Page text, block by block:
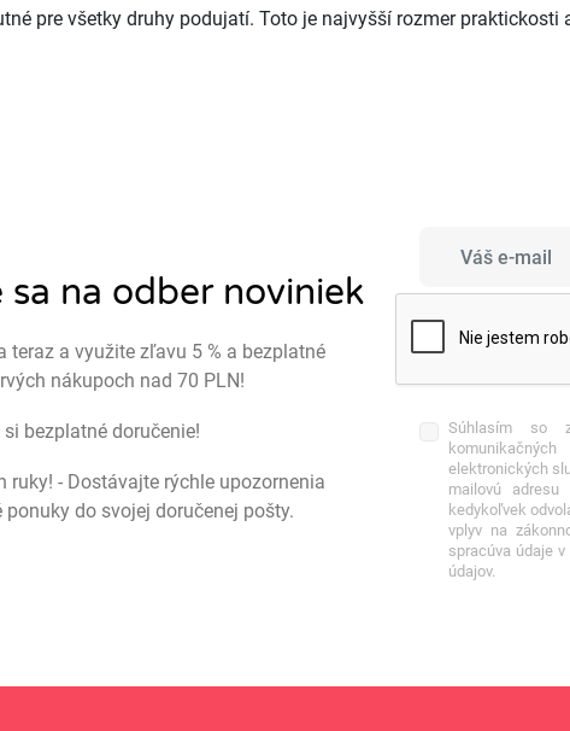
pre všetky druhy podujatí. Toto je najvyšší rozmer praktickosti
sa na odber noviniek
teraz a využite zľavu 5 % a bezplatné
nákupoch nad 70 PLN!
bezplatné doručenie!
ruky! - Dostávajte rýchle upozornenia
ponuky do svojej doručenej pošty.
Súhlasím so
elektronických
mailovú
kedykoľvek
vplyv na
spracúva údaje
údajov.